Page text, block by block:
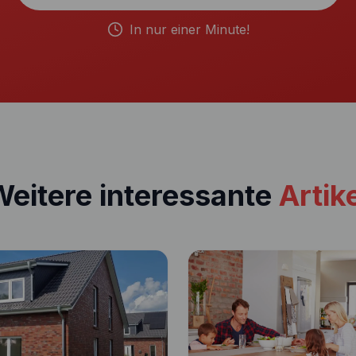
In nur einer Minute!
interessante